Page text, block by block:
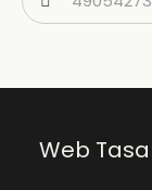
Web